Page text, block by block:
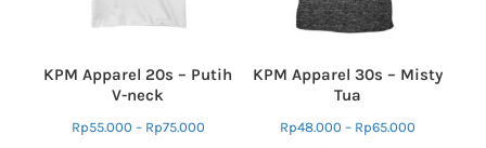
KPM Apparel 20s – Putih
V-neck
Rp55.000 – Rp75.000
KPM Apparel 30s – Misty
Tua
Rp48.000 – Rp65.000